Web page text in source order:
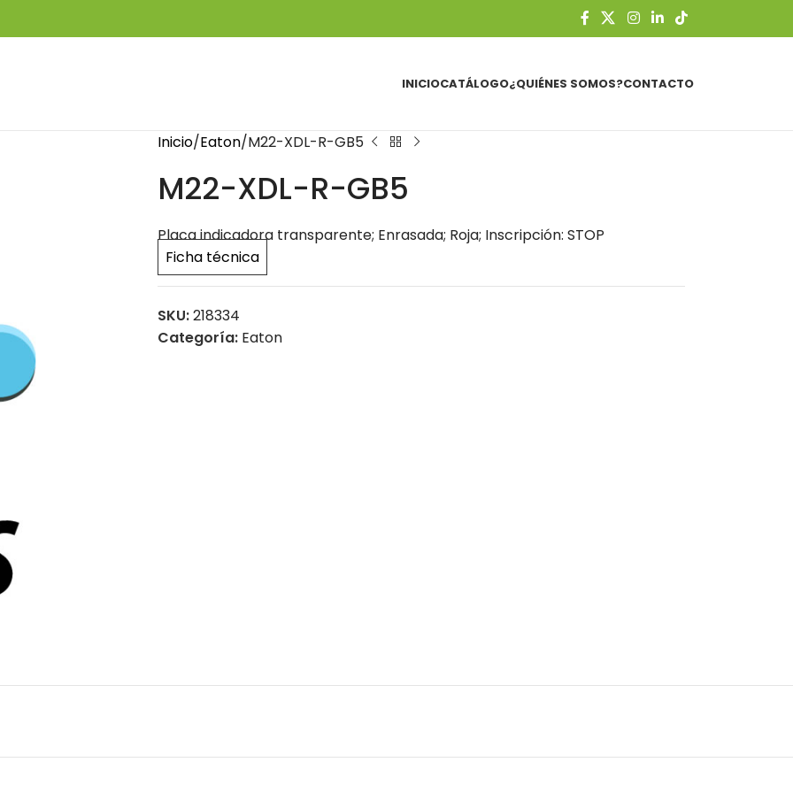
INICIOCATÁLOGO¿QUIÉNES SOMOS?CONTACTO
Inicio Eaton M22-XDL-R-GB5
M22-XDL-R-GB5
Placa indicadora transparente; Enrasada; Roja; Inscripción: STOP
Ficha técnica
SKU:218334
Categoría: Eaton